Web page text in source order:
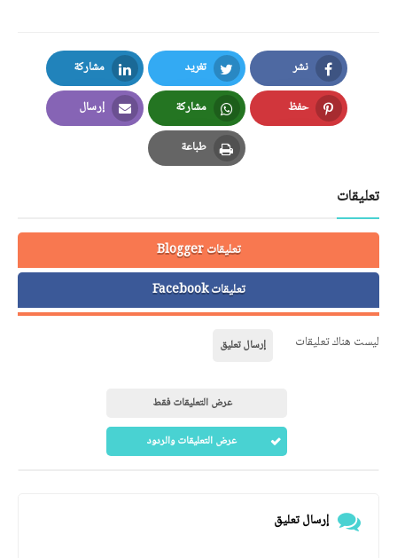
نشر
Facebook
تغريد
Twitter
مشاركة
LinkedIn
حفظ
Pinterest
مشاركة
Whatsapp
إرسال
Email
طباعة
Print
تعليقات
تعليقات Blogger
تعليقات Facebook
ليست هناك تعليقات إرسال تعليق
عرض التعليقات فقط
عرض التعليقات والردود
إرسال تعليق